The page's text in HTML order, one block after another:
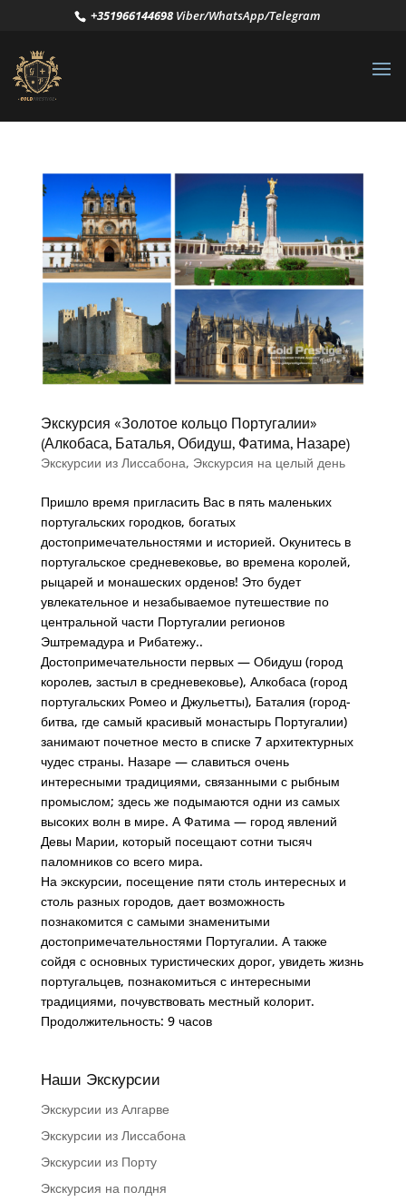
+351966144698Viber/WhatsApp/Telegram
Экскурсия «Золотое кольцо Португалии»
(Алкобаса, Баталья, Обидуш, Фатима, Назаре)
Экскурсии из Лиссабона, Экскурсия на целый день
Пришло время пригласить Вас в пять маленьких
португальских городков, богатых
достопримечательностями и историей. Окунитесь в
португальское средневековье, во времена королей,
рыцарей и монашеских орденов! Это будет
увлекательное и незабываемое путешествие по
центральной части Португалии регионов
Эштремадура и Рибатежу..
Достопримечательности первых — Обидуш (город
королев, застыл в средневековье), Алкобаса (город
португальских Ромео и Джульетты), Баталия (город-
битва, где самый красивый монастырь Португалии)
занимают почетное место в списке 7 архитектурных
чудес страны. Назаре — славиться очень
интересными традициями, связанными с рыбным
промыслом; здесь же подымаются одни из самых
высоких волн в мире. А Фатима — город явлений
Девы Марии, который посещают сотни тысяч
паломников со всего мира.
На экскурсии, посещение пяти столь интересных и
столь разных городов, дает возможность
познакомится с самыми знаменитыми
достопримечательностями Португалии. А также
сойдя с основных туристических дорог, увидеть жизнь
португальцев, познакомиться с интересными
традициями, почувствовать местный колорит.
Продолжительность: 9 часов
Наши Экскурсии
Экскурсии из Алгарве
Экскурсии из Лиссабона
Экскурсии из Порту
Экскурсия на полдня